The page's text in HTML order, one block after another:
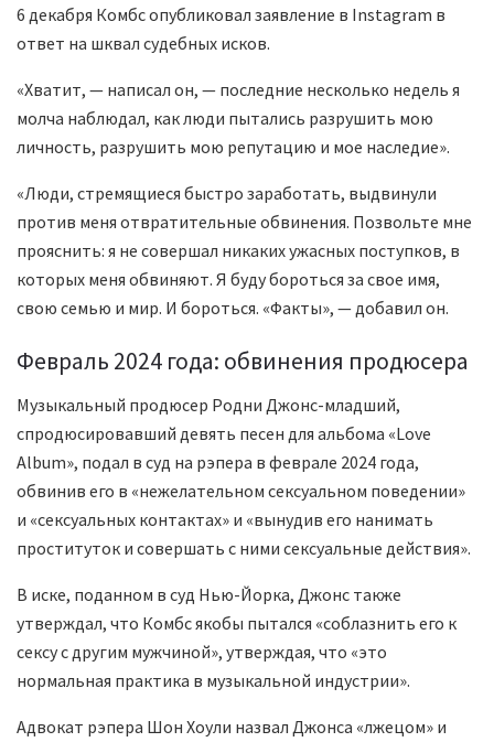
6 декабря Комбс опубликовал заявление в Instagram в
ответ на шквал судебных исков.
«Хватит, — написал он, — последние несколько недель я
молча наблюдал, как люди пытались разрушить мою
личность, разрушить мою репутацию и мое наследие».
«Люди, стремящиеся быстро заработать, выдвинули
против меня отвратительные обвинения. Позвольте мне
прояснить: я не совершал никаких ужасных поступков, в
которых меня обвиняют. Я буду бороться за свое имя,
свою семью и мир. И бороться. «Факты», — добавил он.
Февраль 2024 года: обвинения продюсера
Музыкальный продюсер Родни Джонс-младший,
спродюсировавший девять песен для альбома «Love
Album», подал в суд на рэпера в феврале 2024 года,
обвинив его в «нежелательном сексуальном поведении»
и «сексуальных контактах» и «вынудив его нанимать
проституток и совершать с ними сексуальные действия».
В иске, поданном в суд Нью-Йорка, Джонс также
утверждал, что Комбс якобы пытался «соблазнить его к
сексу с другим мужчиной», утверждая, что «это
нормальная практика в музыкальной индустрии».
Адвокат рэпера Шон Хоули назвал Джонса «лжецом» и